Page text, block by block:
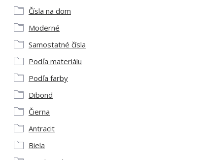
Čísla na dom
Moderné
Samostatné čísla
Podľa materiálu
Podľa farby
Dibond
Čierna
Antracit
Biela